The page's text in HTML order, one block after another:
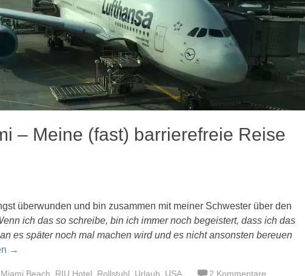
– Meine (fast) barrierefreie Reise
überwunden und bin zusammen mit meiner Schwester über den
ich das so schreibe, bin ich immer noch begeistert, dass ich das
es später noch mal machen wird und es nicht ansonsten bereuen
→
Miami Beach RIU Hotel Rollstuhl Urlaub USA 2 Kommentare